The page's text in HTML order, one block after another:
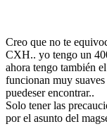
Creo que no te
CXH.. yo tengo un
ahora tengo también
funcionan muy
puedeser encontrar..
Solo tener las
por el asunto del